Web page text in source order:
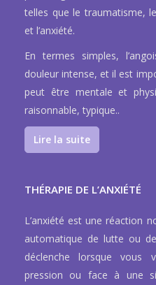
telles que le traumatisme,
et l’anxiété.
En termes simples,
douleur intense, et il est
peut être mentale et
raisonnable, typique..
Lire la suite
THÉRAPIE DE L’ANXIÉTÉ
L’anxiété est une réaction
automatique de lutte ou
déclenche lorsque vous
pression ou face à une